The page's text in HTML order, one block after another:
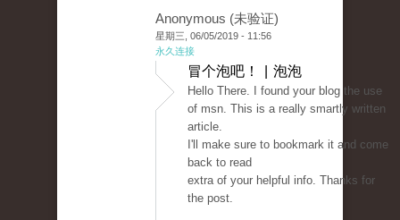
Anonymous (未验证)
星期三, 06/05/2019 - 11:56
永久连接
冒个泡吧！ | 泡泡
Hello There. I found your blog the use
of msn. This is a really smartly written
article.
I'll make sure to bookmark it and come
back to read
extra of your helpful info. Thanks for
the post.